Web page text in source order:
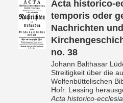
Acta historico-
temporis oder
Nachrichten
no. 38
Johann Balthasar
Streitigkeit über die
Wolfenbüttelischen
Hofr. Lessing
Acta historico-